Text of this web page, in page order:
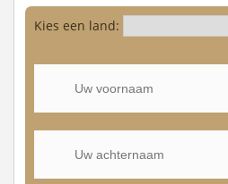
Kies een land: